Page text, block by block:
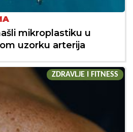
mikroplastiku u
uzorku arterija
ZDRAVLJE I FITNESS